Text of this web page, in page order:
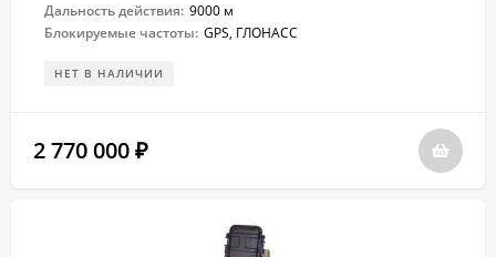
Дальность действия: 9000 м
Блокируемые частоты: GPS, ГЛОНАСС
НЕТ В НАЛИЧИИ
2 770 000 ₽